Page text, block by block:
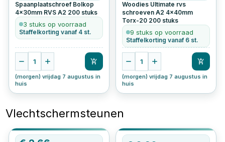
Spaanplaatschroef Bolkop
4x30mm RVS A2 200 stuks
3 stuks op voorraad
Staffelkorting vanaf 4 st.
1
(morgen) vrijdag 7 augustus in
huis
Woodies Ultimate rvs
schroeven A2 4x40mm
Torx-20 200 stuks
9 stuks op voorraad
Staffelkorting vanaf 6 st.
1
(morgen) vrijdag 7 augustus in
huis
Vlechtschermsteunen